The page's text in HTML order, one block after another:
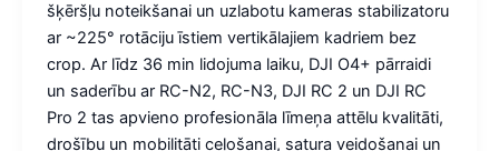
šķēršļu noteikšanai un uzlabotu kameras stabilizatoru
ar ~225° rotāciju īstiem vertikālajiem kadriem bez
crop. Ar līdz 36 min lidojuma laiku, DJI O4+ pārraidi
un saderību ar RC-N2, RC-N3, DJI RC 2 un DJI RC
Pro 2 tas apvieno profesionāla līmeņa attēlu kvalitāti,
drošību un mobilitāti ceļošanai, satura veidošanai un